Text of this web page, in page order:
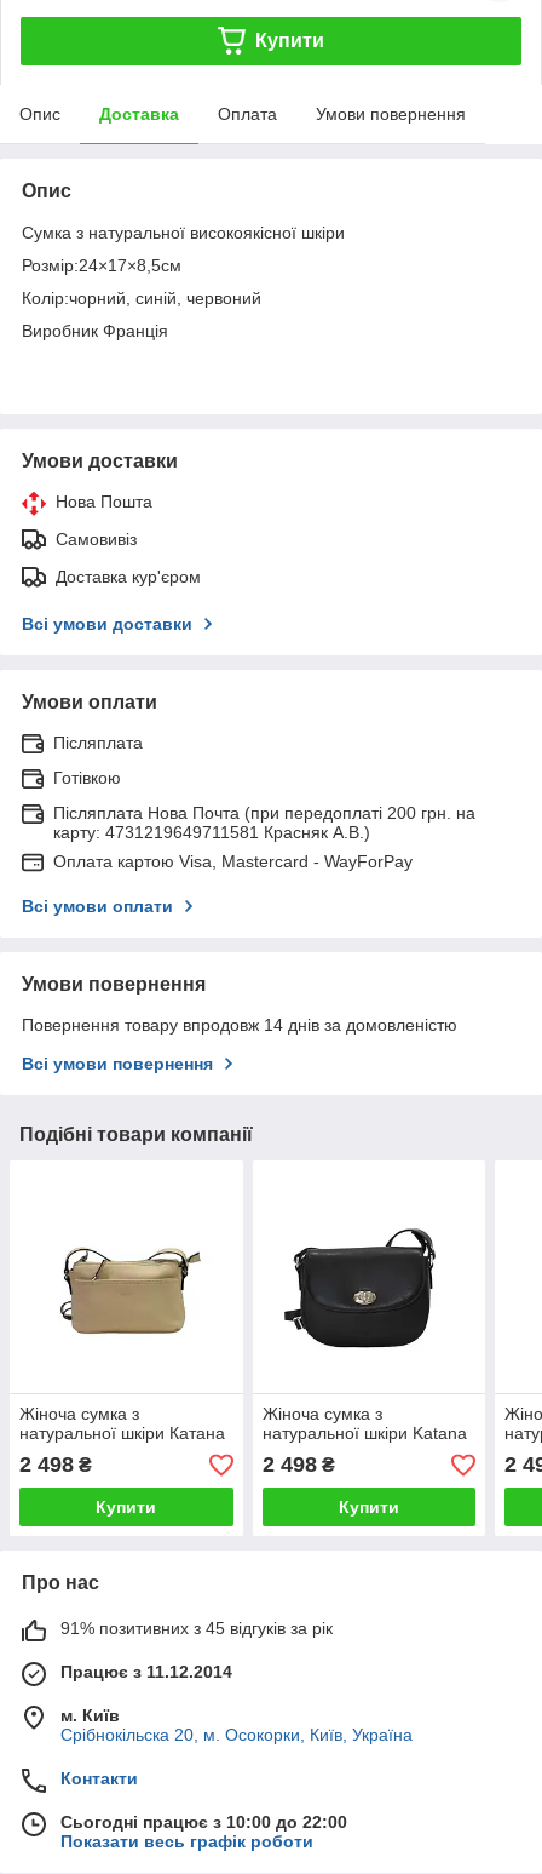
Купити
Опис Доставка Оплата Умови повернення
Опис
Сумка з натуральної високоякісної шкіри
Розмір:24×17×8,5см
Колір:чорний, синій, червоний
Виробник Франція
Умови доставки
Нова Пошта
Самовивіз
Доставка кур'єром
Всі умови доставки
Умови оплати
Післяплата
Готівкою
Післяплата Нова Почта (при передоплаті 200 грн. на
карту: 4731219649711581 Красняк А.В.)
Оплата картою Visa, Mastercard - WayForPay
Всі умови оплати
Умови повернення
Повернення товару впродовж 14 днів за домовленістю
Всі умови повернення
Подібні товари компанії
Жіноча сумка з
натуральної шкіри Катана
2 498 ₴
Купити
Жіноча сумка з
натуральної шкіри Katana
2 498₴
Купити
2
Про нас
91% позитивних з 45 відгуків за рік
Працює з 11.12.2014
м. Київ
Срібнокільска 20, м. Осокорки, Київ, Україна
Контакти
Сьогодні працює з 10:00 до 22:00
Показати весь графік роботи